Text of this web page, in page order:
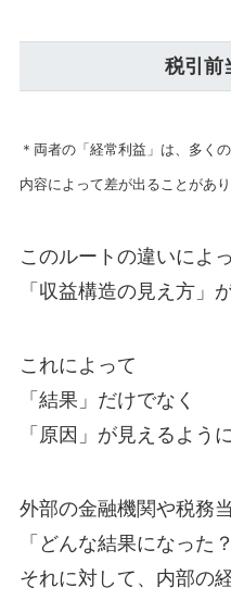
税引前
＊両者の「経常利益」は、多く
内容によって差が出ることがあり
このルートの違いによっ
「収益構造の見え方」
これによって
「結果」だけでなく
「原因」が見えるよう
外部の金融機関や税務
「どんな結果になった
それに対して、内部の